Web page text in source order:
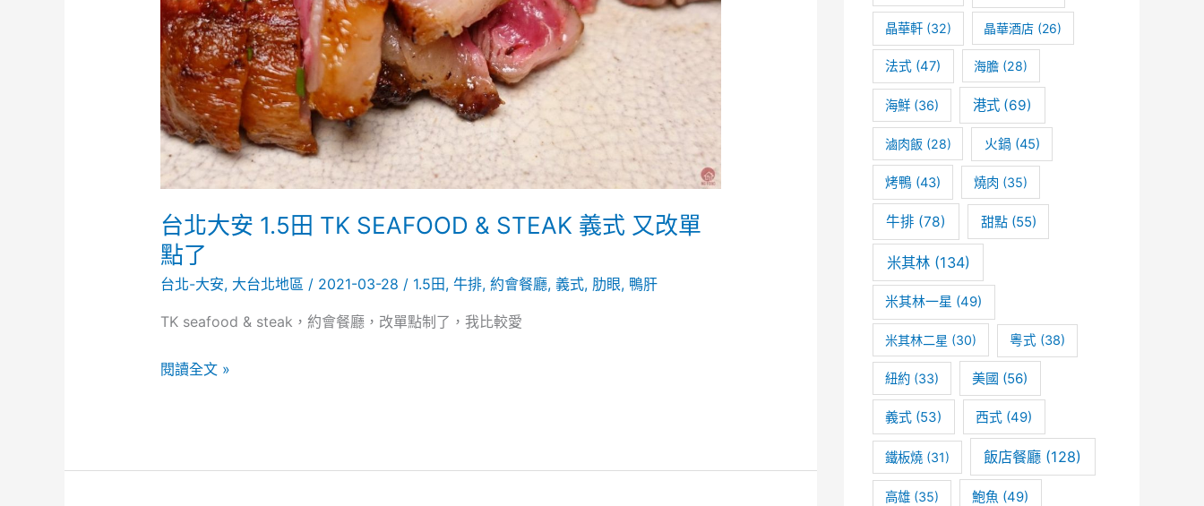
台北大安 1.5田 TK SEAFOOD & STEAK 義式 又改單
點了
台北-大安, 大台北地區 / 2021-03-28 / 1.5田, 牛排, 約會餐廳, 義式, 肋眼, 鴨肝
TK seafood & steak，約會餐廳，改單點制了，我比較愛
台
1.5
閱讀全文 »
晶華軒(32) 晶華酒店 (26)
法式 (47) 海膽 (28)
海鮮 (36) 港式(69)
滷肉飯 (28) 火鍋 (45)
烤鴨 (43) 燒肉 (35)
牛排 (78) 甜點(55)
米其林(134)
米其林一星 (49)
米其林二星 (30) 粵式 (38)
紐約(33) 美國 (56)
義式 (53) 西式 (49)
鐵板燒(31) 飯店餐廳 (128)
高雄(35) 鮑魚 (49)